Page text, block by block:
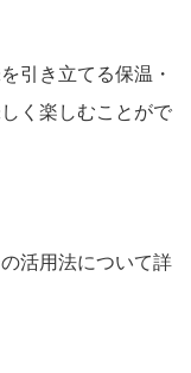
引き立てる保温・
く楽しむことがで
活用法について詳